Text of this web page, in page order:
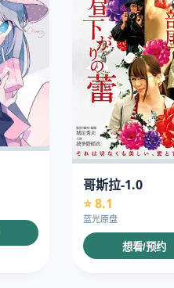
哥斯拉-1.0
⭐ 8.1
蓝光原盘
想看/预约